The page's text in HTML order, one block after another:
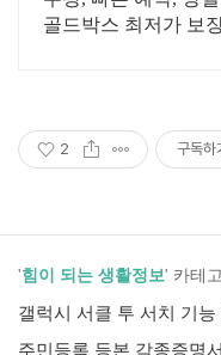
골드박스 최저가 보
2 구독하
'힘이 되는 생활정보' 카테